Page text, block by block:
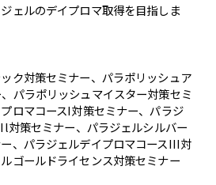
ェルのデイプロマ取得を目指しま
ク対策セミナー、パラポリッシュア
パラポリッシュマイスター対策セミ
ロマコースI対策セミナー、パラジ
対策セミナー、パラジェルシルバー
、パラジェルデイプロマコースIII対
ゴールドライセンス対策セミナー